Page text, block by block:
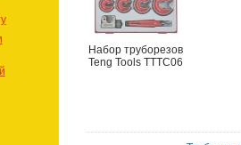
Набор труборезов
Teng Tools TTTC06